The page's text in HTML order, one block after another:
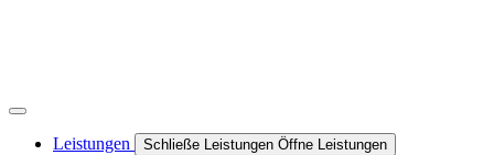
Leistungen Schließe Leistungen Öffne Leistungen